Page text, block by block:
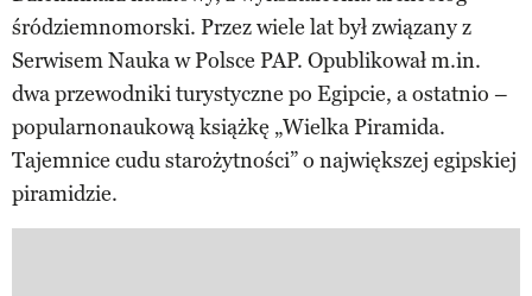
śródziemnomorski. Przez wiele lat był związany z
Serwisem Nauka w Polsce PAP. Opublikował m.in.
dwa przewodniki turystyczne po Egipcie, a ostatnio –
popularnonaukową książkę „Wielka Piramida.
Tajemnice cudu starożytności” o największej egipskiej
piramidzie.